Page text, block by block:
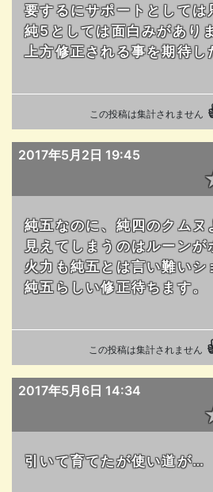
要するにサポートとして
純5としては面白みがあり
上方修正される事を期待し
この投稿は集計されません
2017年5月2日 19:45
純五なのに、純四のクムヌ
見えてしまうのはルーンが
火力も純五とは言い難いシ
純五らしい修正待ちます。
この投稿は集計されません
2017年5月6日 14:34
引いて育てたが使い道が…